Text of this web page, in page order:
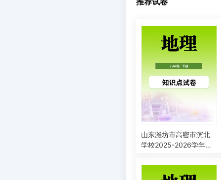
山东潍坊市高密市滨北
学校2025-2026学年八
地理检测题